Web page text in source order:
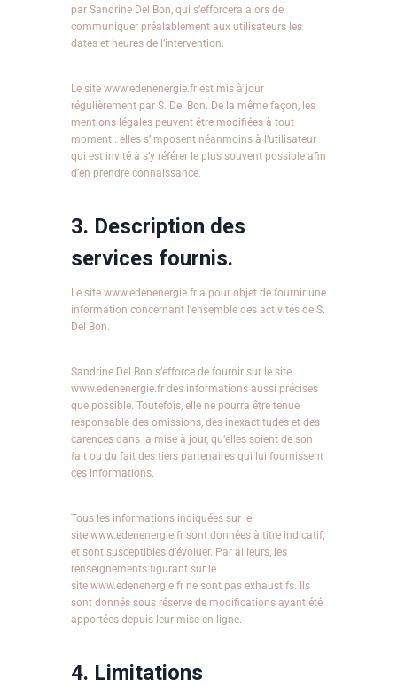
par Sandrine Del Bon, qui s’efforcera alors de
communiquer préalablement aux utilisateurs les
dates et heures de l’intervention.
Le site www.edenenergie.fr est mis à jour
régulièrement par S. Del Bon. De la même façon, les
mentions légales peuvent être modifiées à tout
moment : elles s’imposent néanmoins à l’utilisateur
qui est invité à s’y référer le plus souvent possible afin
d’en prendre connaissance.
3. Description des
services fournis.
Le site www.edenenergie.fr a pour objet de fournir une
information concernant l’ensemble des activités de S.
Del Bon.
Sandrine Del Bon s’efforce de fournir sur le site
www.edenenergie.fr des informations aussi précises
que possible. Toutefois, elle ne pourra être tenue
responsable des omissions, des inexactitudes et des
carences dans la mise à jour, qu’elles soient de son
fait ou du fait des tiers partenaires qui lui fournissent
ces informations.
Tous les informations indiquées sur le
site www.edenenergie.fr sont données à titre indicatif,
et sont susceptibles d’évoluer. Par ailleurs, les
renseignements figurant sur le
site www.edenenergie.fr ne sont pas exhaustifs. Ils
sont donnés sous réserve de modifications ayant été
apportées depuis leur mise en ligne.
4. Limitations